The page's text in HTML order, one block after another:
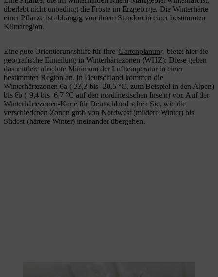
überlebt nicht unbedingt die Fröste im Erzgebirge. Die Winterhärte
einer Pflanze ist abhängig von ihrem Standort in einer bestimmten
Klimaregion.
Eine gute Orientierungshilfe für Ihre Gartenplanung bietet hier die
geografische Einteilung in Winterhärtezonen (WHZ): Diese geben
das mittlere absolute Minimum der Lufttemperatur in einer
bestimmten Region an. In Deutschland kommen die
Winterhärtezonen 6a (-23,3 bis -20,5 °C, zum Beispiel in den Alpen)
bis 8b (-9,4 bis -6,7 °C auf den nordfriesischen Inseln) vor. Auf der
Winterhärtezonen-Karte für Deutschland sehen Sie, wie die
verschiedenen Zonen grob von Nordwest (mildere Winter) bis
Südost (härtere Winter) ineinander übergehen.